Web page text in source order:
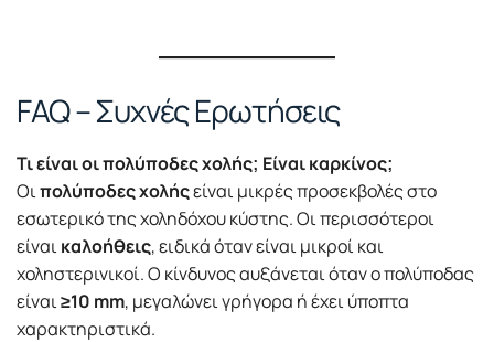
FAQ – Συχνές Ερωτήσεις
Τι είναι οι πολύποδες χολής; Είναι καρκίνος;
Οιπολύποδες χολήςείναι μικρές προσεκβολές στο
εσωτερικό της χοληδόχου κύστης. Οι περισσότεροι
είναικαλοήθεις, ειδικά όταν είναι μικροί και
χοληστερινικοί. Ο κίνδυνος αυξάνεται όταν ο πολύποδας
είναι≥10 mm, μεγαλώνει γρήγορα ή έχει ύποπτα
χαρακτηριστικά.